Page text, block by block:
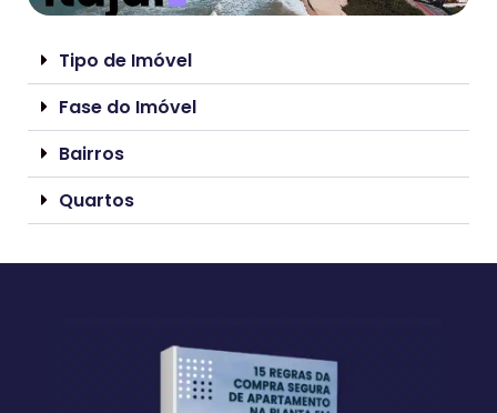
Tipo de Imóvel
Fase do Imóvel
Bairros
Quartos